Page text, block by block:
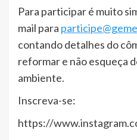
Para participar é muito
mail para
contando detalhes do
reformar e não esqueça
ambiente.
Inscreva-se:
https://